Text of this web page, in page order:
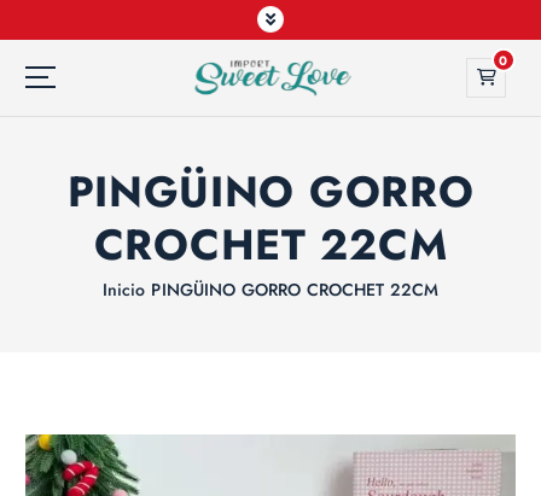
0
PINGÜINO GORRO
CROCHET 22CM
Inicio PINGÜINO GORRO CROCHET 22CM